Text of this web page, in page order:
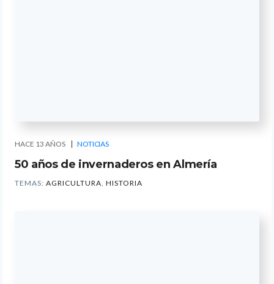
HACE 13 AÑOS NOTICIAS
50 años de invernaderos en Almería
TEMAS: AGRICULTURA, HISTORIA